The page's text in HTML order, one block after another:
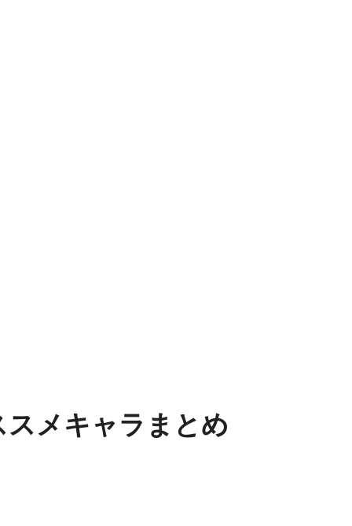
スメキャラまとめ